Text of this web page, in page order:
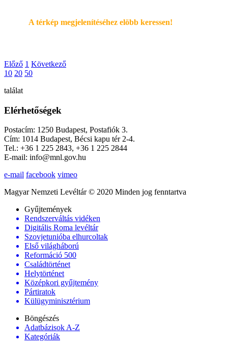
A térkép megjelenítéséhez elöbb keressen!
Előző 1 Következő
10 20 50
találat
Elérhetőségek
Postacím: 1250 Budapest, Postafiók 3.
Cím: 1014 Budapest, Bécsi kapu tér 2-4.
Tel.: +36 1 225 2843, +36 1 225 2844
E-mail: info@mnl.gov.hu
e-mail facebook vimeo
Magyar Nemzeti Levéltár © 2020 Minden jog fenntartva
Gyűjtemények
Rendszerváltás vidéken
Digitális Roma levéltár
Szovjetunióba elhurcoltak
Első világháború
Reformáció 500
Családtörténet
Helytörténet
Középkori gyűjtemény
Pártiratok
Külügyminisztérium
Böngészés
Adatbázisok A-Z
Kategóriák